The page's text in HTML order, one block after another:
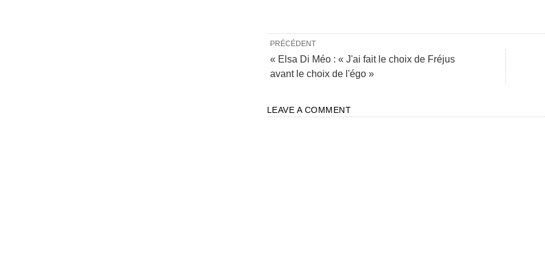
PRÉCÉDENT
« Elsa Di Méo : « J'ai fait le choix de Fréjus
avant le choix de l'égo »
LEAVE A COMMENT